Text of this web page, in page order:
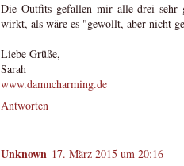
Die Outfits gefallen mir alle drei sehr
wirkt, als wäre es "gewollt, aber nicht
Liebe Grüße,
Sarah
www.damncharming.de
Antworten
Unknown 17. März 2015 um 20:16